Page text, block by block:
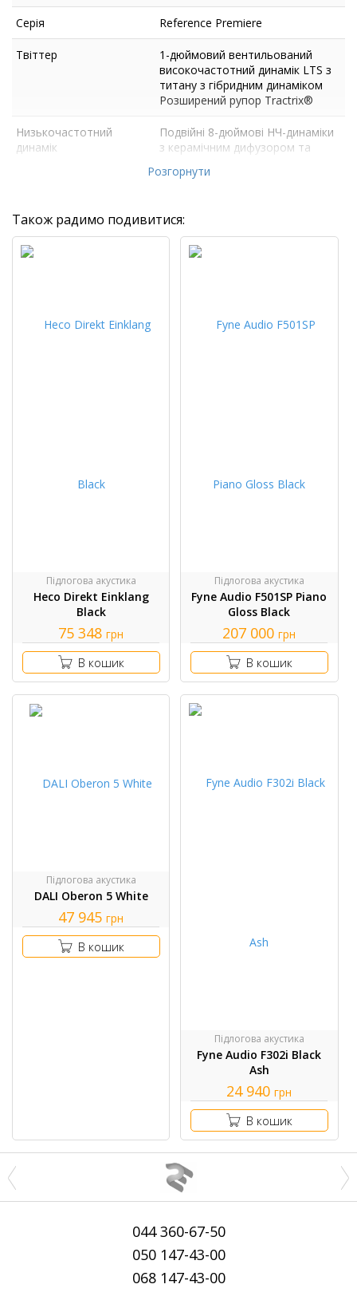
Серія Reference Premiere
Твіттер
1-дюймовий вентильований
високочастотний динамік LTS з
титану з гібридним динаміком
Розширений рупор Tractrix®
Низькочастотний
динамік
Подвійні 8-дюймові НЧ-динаміки
з керамічним дифузором та
Розгорнути
Також радимо подивитися:
Підлогова акустика
Heco Direkt Einklang
Black
75 348 грн
В кошик
Підлогова акустика
Fyne Audio F501SP Piano
Gloss Black
207 000 грн
В кошик
Підлогова акустика
DALI Oberon 5 White
47 945 грн
В кошик
Підлогова акустика
Fyne Audio F302i Black
Ash
24 940 грн
В кошик
044360-67-50
050147-43-00
068147-43-00